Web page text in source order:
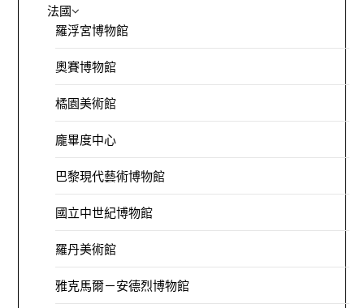
法國
羅浮宮博物館
奧賽博物館
橘園美術館
龐畢度中心
巴黎現代藝術博物館
國立中世紀博物館
羅丹美術館
雅克馬爾－安德烈博物館